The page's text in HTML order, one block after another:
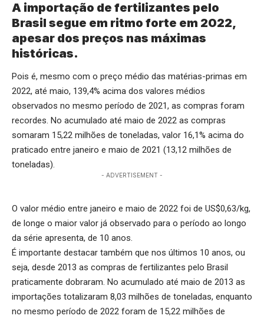
A importação de fertilizantes pelo
Brasil segue em ritmo forte em 2022,
apesar dos preços nas máximas
históricas.
Pois é, mesmo com o preço médio das matérias-primas em
2022, até maio, 139,4% acima dos valores médios
observados no mesmo período de 2021, as compras foram
recordes. No acumulado até maio de 2022 as compras
somaram 15,22 milhões de toneladas, valor 16,1% acima do
praticado entre janeiro e maio de 2021 (13,12 milhões de
toneladas).
- ADVERTISEMENT -
O valor médio entre janeiro e maio de 2022 foi de US$0,63/kg,
de longe o maior valor já observado para o período ao longo
da série apresenta, de 10 anos.
É importante destacar também que nos últimos 10 anos, ou
seja, desde 2013 as compras de fertilizantes pelo Brasil
praticamente dobraram. No acumulado até maio de 2013 as
importações totalizaram 8,03 milhões de toneladas, enquanto
no mesmo período de 2022 foram de 15,22 milhões de